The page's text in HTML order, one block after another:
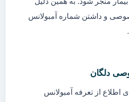
و داشتن شماره آمبولانس
دلگان
اطلاع از تعرفه آمبولانس